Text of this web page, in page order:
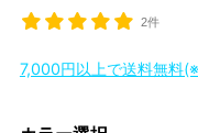
2件
7,000円以上で送料無料